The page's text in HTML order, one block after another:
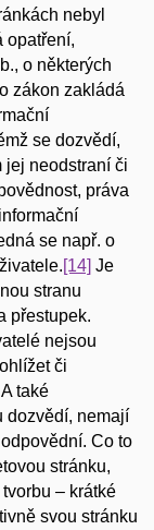
nebyl
opatření,
o některých
zákon zakládá
se dozvědí,
jej neodstraní či
práva
se např. o
[14] Je
stranu
přestupek.
nejsou
či
A také
dozvědí, nemají
Co to
stránku,
– krátké
svou stránku